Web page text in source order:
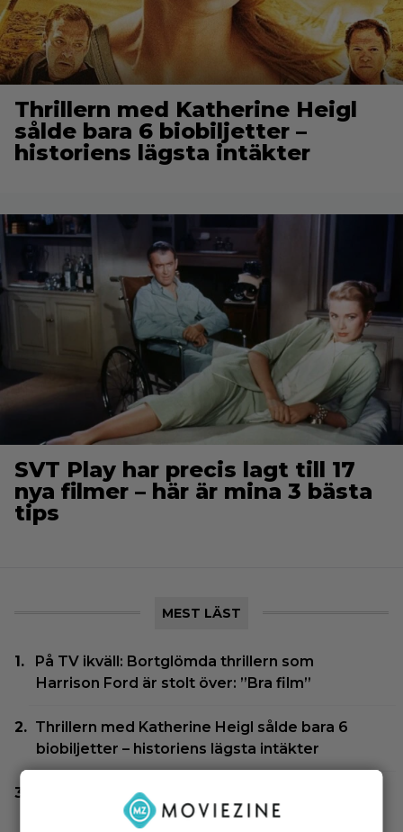
Thrillern med Katherine Heigl
sålde bara 6 biobiljetter –
historiens lägsta intäkter
SVT Play har precis lagt till 17
nya filmer – här är mina 3 bästa
tips
MEST LÄST
På TV ikväll: Bortglömda thrillern som
Harrison Ford är stolt över: ”Bra film”
Thrillern med Katherine Heigl sålde bara 6
biobiljetter – historiens lägsta intäkter
Glöm Tom Hanks – här är Netflix nya Robert
Langdon-skådis